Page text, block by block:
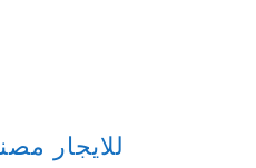
للايجار مصنع